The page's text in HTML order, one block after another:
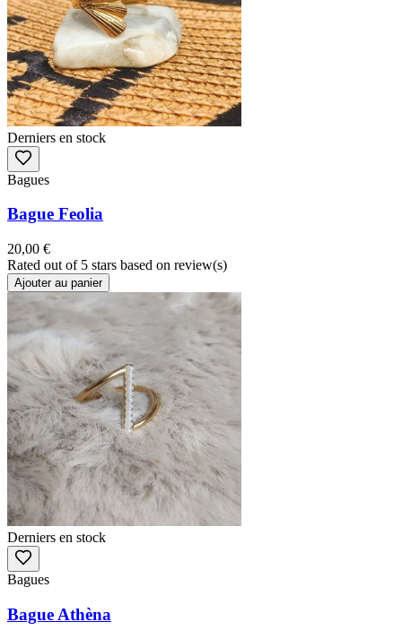
Derniers en stock
Bagues
Bague Feolia
20,00 €
Rated out of 5 stars based on review(s)
Ajouter au panier
Derniers en stock
Bagues
Bague Athèna